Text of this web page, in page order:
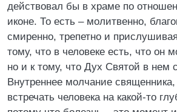
действовал бы в храме по
иконе. То есть – молитвенно,
смиренно, трепетно и
тому, что в человеке есть, что он
но и к тому, что Дух Святой в нем
Внутреннее молчание священника,
встречать человека на какой-то